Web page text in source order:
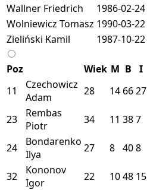
Wallner Friedrich
1986-02-24
Wolniewicz Tomasz 1990-03-22
Zieliński Kamil
1987-10-22
Poz Wiek M B I
11
Czechowicz
Adam
28 14 6627
23
Rembas
Piotr
34 11 387
24
Bondarenko
Ilya
27 8 408
32
Kononov
Igor
22 1048 15